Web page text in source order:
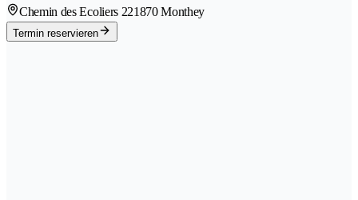
Chemin des Ecoliers 221870 Monthey
Termin reservieren